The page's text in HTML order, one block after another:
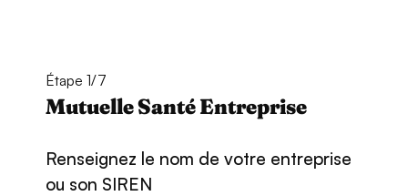
Étape 1/7
Mutuelle Santé Entreprise
Renseignez le nom de votre entreprise
ou son SIREN